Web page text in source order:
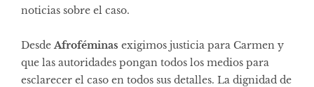
noticias sobre el caso.
Desde Afroféminas exigimos justicia para Carmen y
que las autoridades pongan todos los medios para
esclarecer el caso en todos sus detalles. La dignidad de